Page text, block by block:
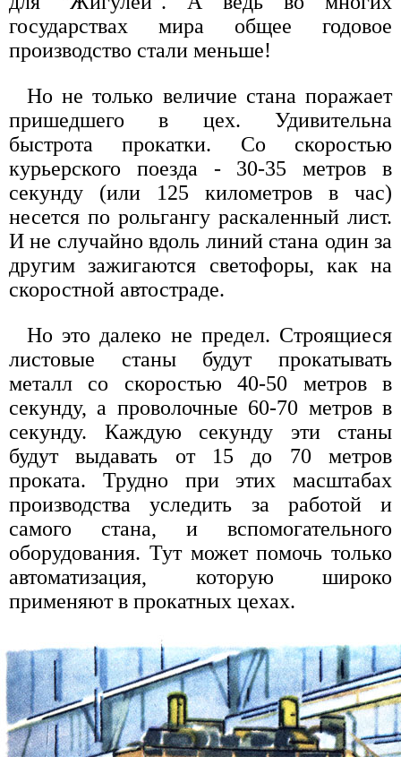
государствах мира общее годовое
производство стали меньше!
Но не только величие стана поражает
пришедшего в цех. Удивительна
быстрота прокатки. Со скоростью
курьерского поезда - 30-35 метров в
секунду (или 125 километров в час)
несется по рольгангу раскаленный лист.
И не случайно вдоль линий стана один за
другим зажигаются светофоры, как на
скоростной автостраде.
Но это далеко не предел. Строящиеся
листовые станы будут прокатывать
металл со скоростью 40-50 метров в
секунду, а проволочные 60-70 метров в
секунду. Каждую секунду эти станы
будут выдавать от 15 до 70 метров
проката. Трудно при этих масштабах
производства уследить за работой и
самого стана, и вспомогательного
оборудования. Тут может помочь только
автоматизация, которую широко
применяют в прокатных цехах.